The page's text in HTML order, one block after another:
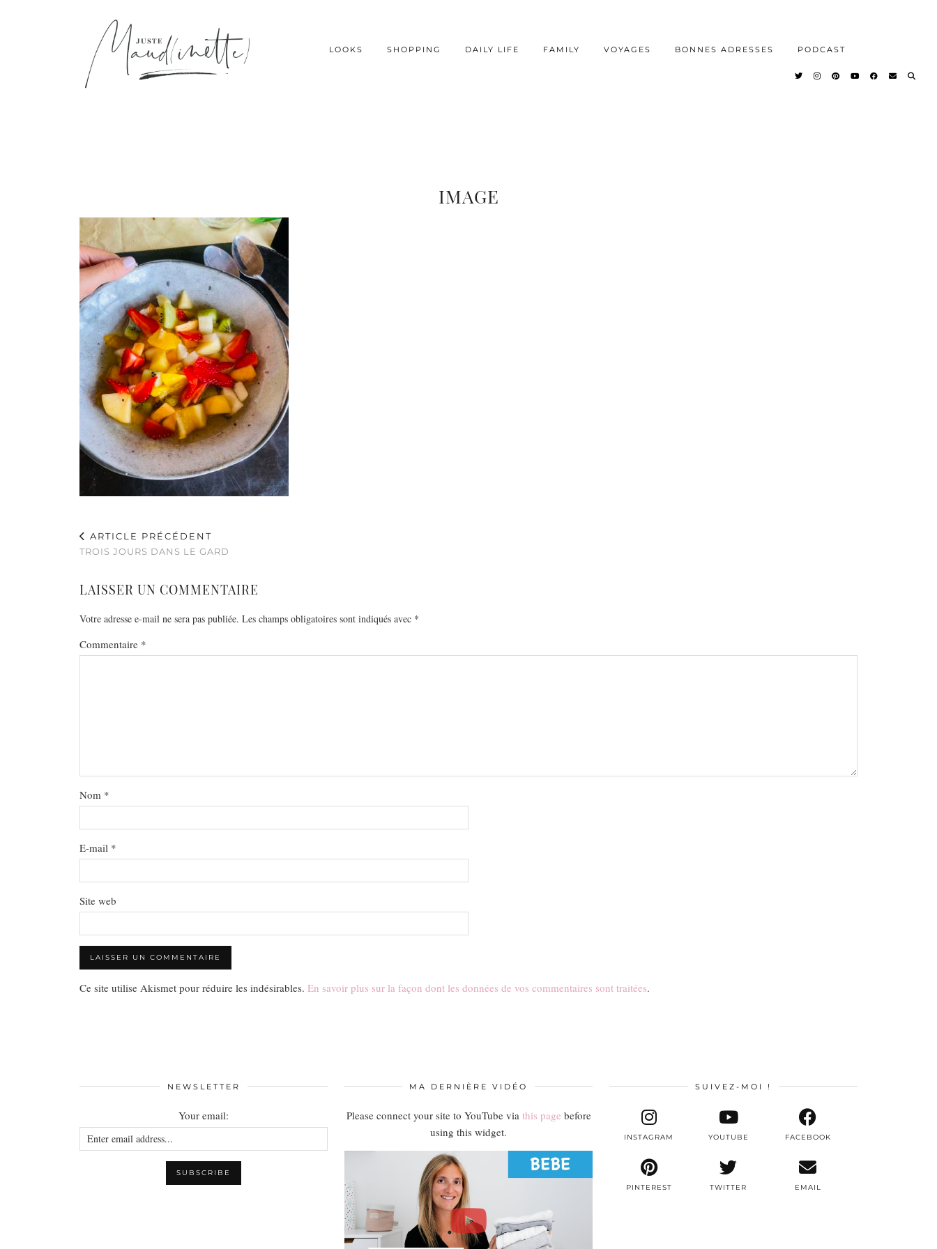
LOOKS SHOPPING DAILY LIFE FAMILY VOYAGES BONNES ADRESSES PODCAST
IMAGE
ARTICLE PRÉCÉDENT
TROIS JOURS DANS LE GARD
LAISSER UN COMMENTAIRE
Votre adresse e-mail ne sera pas publiée. Les champs obligatoires sont indiqués avec *
Commentaire *
Nom *
E-mail *
Site web
Ce site utilise Akismet pour réduire les indésirables. En savoir plus sur la façon dont les données de vos commentaires sont traitées.
NEWSLETTER
Your email:
MA DERNIÈRE VIDÉO
Please connect your site to YouTube via this page before
using this widget.
SUIVEZ-MOI !
TWITTER
INSTAGRAM FACEBOOK
PINTEREST
YOUTUBE
EMAIL